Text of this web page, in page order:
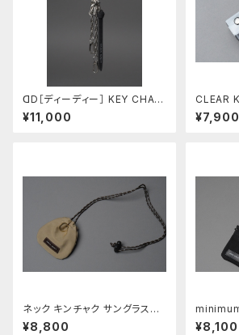
ꓷD［ディーディー］ KEY CHAIN
シルバー・ブリリオ ネイビー
¥11,000
CLEAR KEY CASE □ブラッ
ク□
¥7,900
ネック キンチャク サングラスホ
ルダー □チノ ベージュ・カスタ
¥8,800
ク □ブラ
¥8,100